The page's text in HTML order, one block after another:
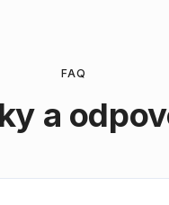
FAQ
a